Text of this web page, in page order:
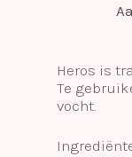
Heros is
Te
vocht.